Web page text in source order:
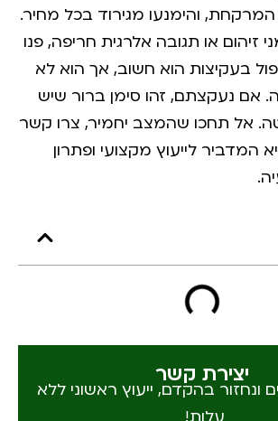
המרקחת, והימנעו מגירוד בכל מחיר.
זיהום או תגובה אלרגית חריפה, פנו
בעקיצות הוא חשוב, אך הוא לא
אם נעקצתם, זהו סימן ברור שיש
אל תחכו שהמצב יחמיר, צרו קשר
המדביר לייעוץ מקצועי ופתרון
יצירת קשר
ונחזור בהקדם, ייעוץ ראשוני ללא